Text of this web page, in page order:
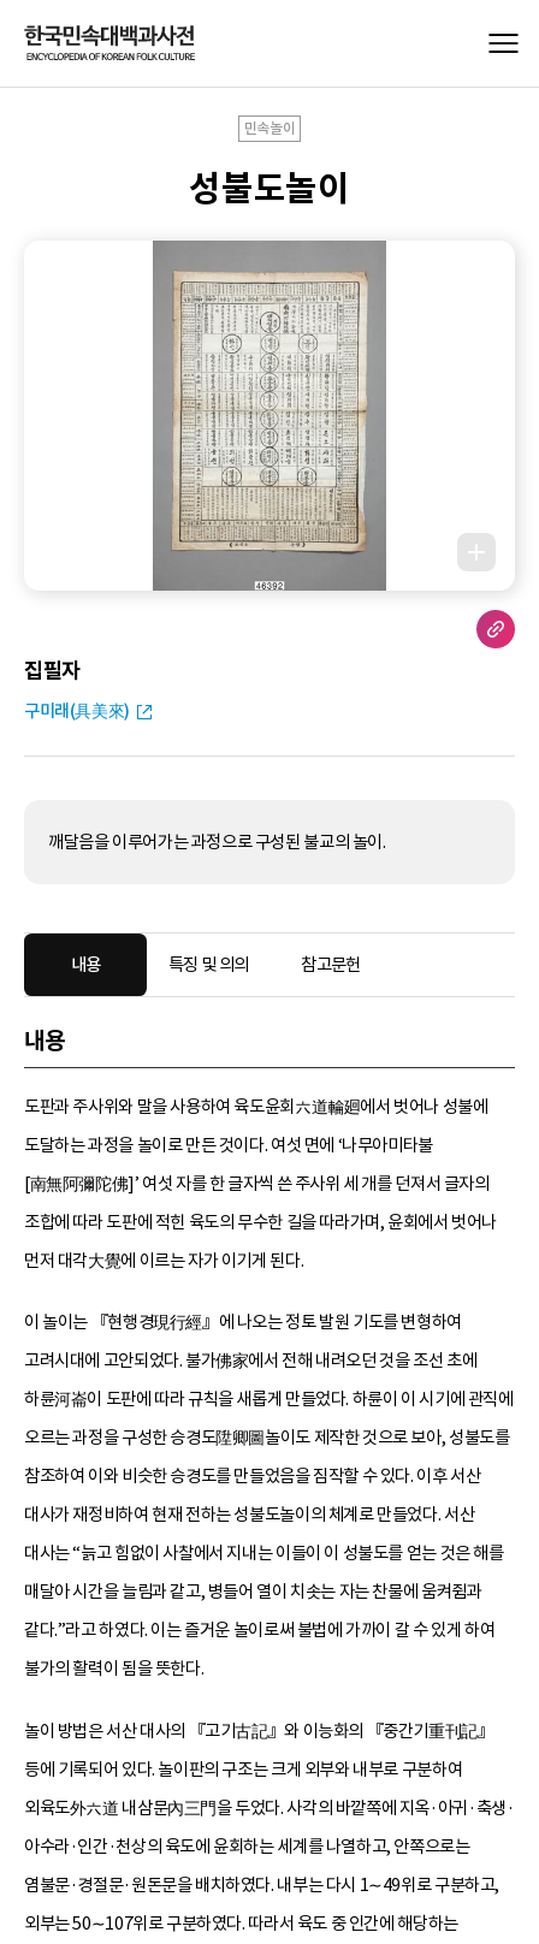
민속놀이
성불도놀이
집필자
구미래(具美來)
깨달음을 이루어가는 과정으로 구성된 불교의 놀이.
내용 특징 및 의의 참고문헌
내용
도판과 주사위와 말을 사용하여 육도윤회六道輪廻에서 벗어나 성불에
도달하는 과정을 놀이로 만든 것이다. 여섯 면에 ‘나무아미타불
[南無阿彌陀佛]’ 여섯 자를 한 글자씩 쓴 주사위 세 개를 던져서 글자의
조합에 따라 도판에 적힌 육도의 무수한 길을 따라가며, 윤회에서 벗어나
먼저 대각大覺에 이르는 자가 이기게 된다.
이 놀이는 『현행경現行經』에 나오는 정토 발원 기도를 변형하여
고려시대에 고안되었다. 불가佛家에서 전해 내려오던 것을 조선 초에
하륜河崙이 도판에 따라 규칙을 새롭게 만들었다. 하륜이 이 시기에 관직에
오르는 과정을 구성한 승경도陞卿圖놀이도 제작한 것으로 보아, 성불도를
참조하여 이와 비슷한 승경도를 만들었음을 짐작할 수 있다. 이후 서산
대사가 재정비하여 현재 전하는 성불도놀이의 체계로 만들었다. 서산
대사는 “늙고 힘없이 사찰에서 지내는 이들이 이 성불도를 얻는 것은 해를
매달아 시간을 늘림과 같고, 병들어 열이 치솟는 자는 찬물에 움켜쥠과
같다.”라고 하였다. 이는 즐거운 놀이로써 불법에 가까이 갈 수 있게 하여
불가의 활력이 됨을 뜻한다.
놀이 방법은 서산 대사의 『고기古記』와 이능화의 『중간기重刊記』
등에 기록되어 있다. 놀이판의 구조는 크게 외부와 내부로 구분하여
외육도外六道 내삼문內三門을 두었다. 사각의 바깥쪽에 지옥·아귀·축생·
아수라·인간·천상의 육도에 윤회하는 세계를 나열하고, 안쪽으로는
염불문·경절문·원돈문을 배치하였다. 내부는 다시 1∼49위로 구분하고,
외부는 50∼107위로 구분하였다. 따라서 육도 중 인간에 해당하는